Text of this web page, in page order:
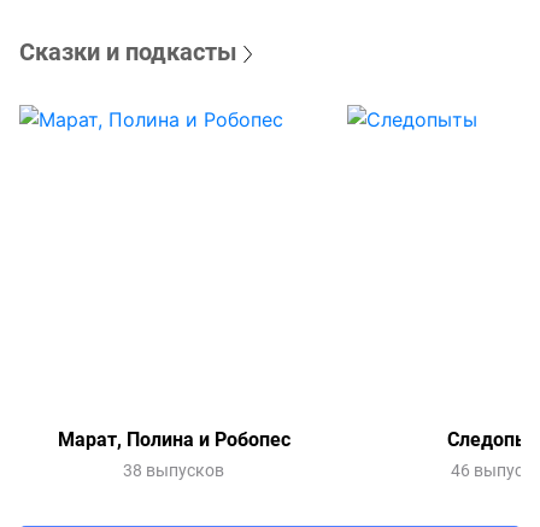
Сказки и подкасты
Марат, Полина и Робопес
38 выпусков 46